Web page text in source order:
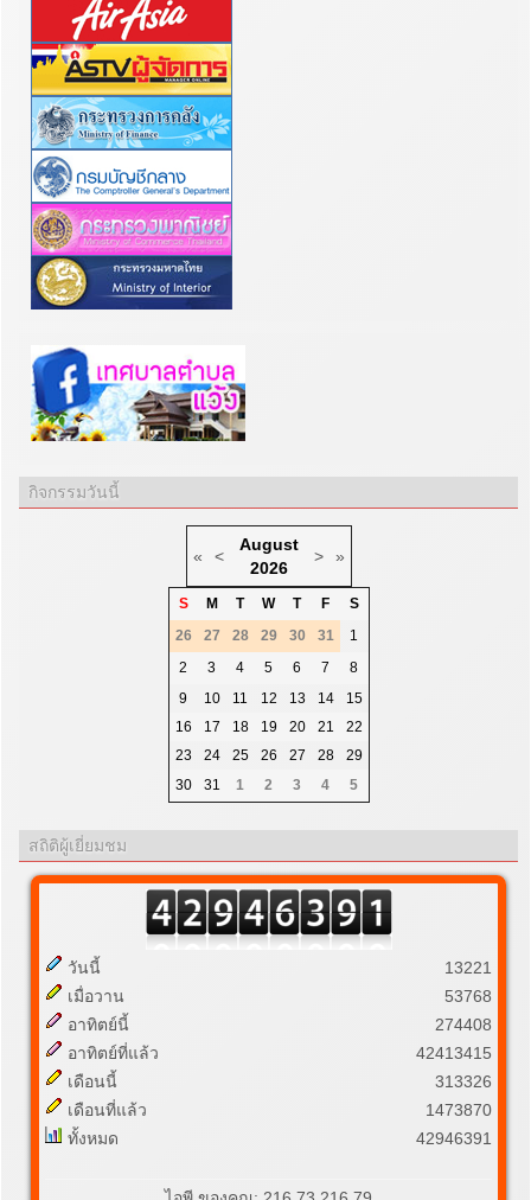
กิจกรรมวันนี้
« <
August
2026
> »
S M T W T F
S
26
27 28 29 30 31
1
2
3 4 5 6 7
8
9
10 11 12 13 14
15
16
17 18 19 20 21
22
23
24 25 26 27 28
29
30
31 1 2 3 4 5
สถิติผู้เยี่ยมชม
วันนี้
เมื่อวาน
อาทิตย์นี้
อาทิตย์ที่แล้ว
เดือนนี้
เดือนที่แล้ว
ทั้งหมด
13221
53768
274408
42413415
313326
1473870
42946391